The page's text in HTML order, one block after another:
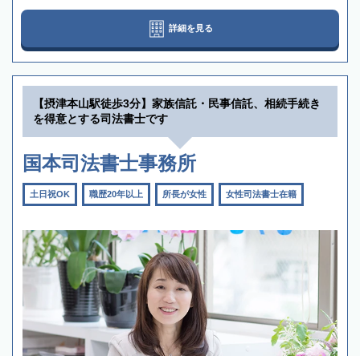
詳細を見る
【摂津本山駅徒歩3分】家族信託・民事信託、相続手続き
を得意とする司法書士です
国本司法書士事務所
土日祝OK 職歴20年以上 所長が女性 女性司法書士在籍